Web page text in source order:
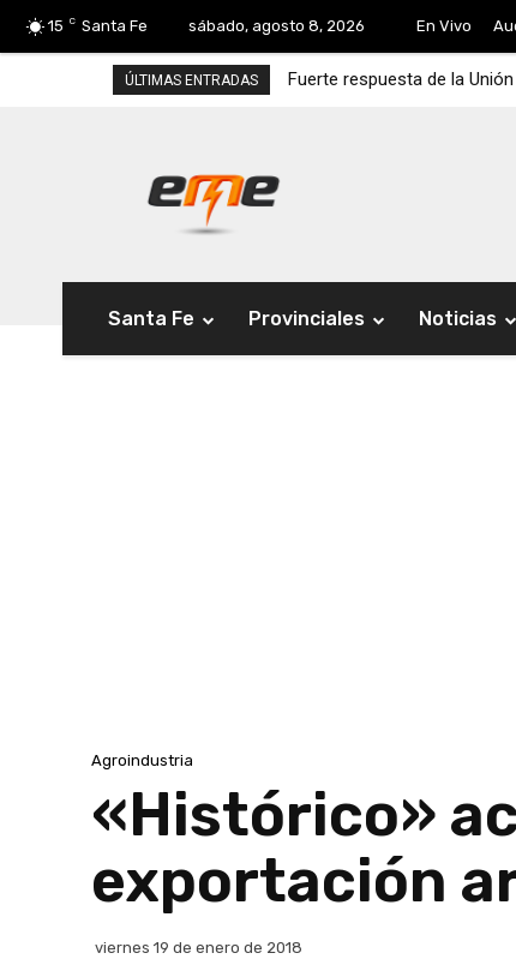
15 C Santa Fe sábado, agosto 8, 2026 En Vivo
ÚLTIMAS ENTRADAS Fuerte respuesta de la
Santa Fe Provinciales Noticias
Agroindustria
«Histórico»
exportación
viernes 19 de enero de 2018